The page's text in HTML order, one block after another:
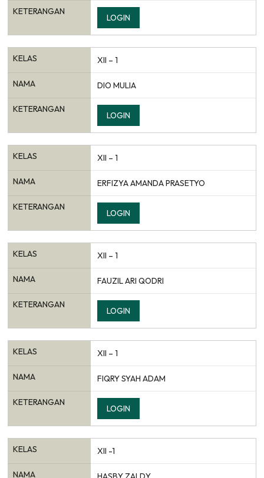
KETERANGAN
LOGIN
KELAS XII – 1
NAMA DIO MULIA
KETERANGAN
LOGIN
KELAS XII – 1
NAMA ERFIZYA AMANDA PRASETYO
KETERANGAN
LOGIN
KELAS XII – 1
NAMA FAUZIL ARI QODRI
KETERANGAN
LOGIN
KELAS XII – 1
NAMA FIQRY SYAH ADAM
KETERANGAN
LOGIN
KELAS XII -1
NAMA